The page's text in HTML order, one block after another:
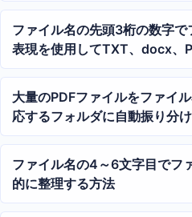
ファイル名の先頭3桁の数字
表現を使用してTXT、docx、
振り分け
大量のPDFファイルをファイ
応するフォルダに自動振り分
ファイル名の4～6文字目でフ
的に整理する方法